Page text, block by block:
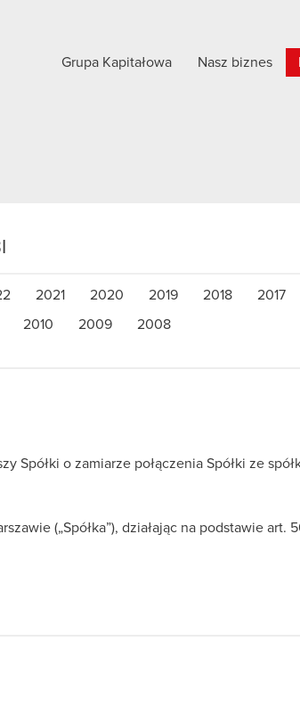
Grupa Kapitałowa Nasz biznes
2021 2020 2019 2018 2017
2010 2009 2008
Spółki o zamiarze połączenia Spółki ze
(„Spółka”), działając na podstawie art.